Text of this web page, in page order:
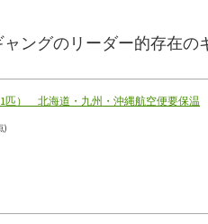
ングのリーダー的存在の
1匹） 北海道・九州・沖縄航空便要保温
)